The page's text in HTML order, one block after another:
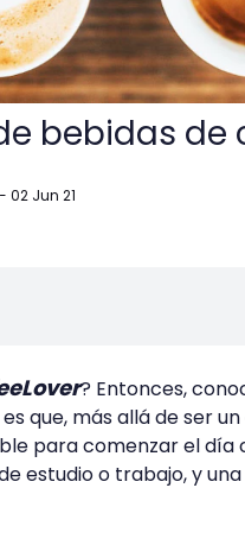
bebidas
- 02 Jun 21
? Entonces,
que, más allá de ser
para comenzar el día
estudio o trabajo, y